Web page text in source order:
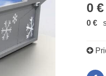
0 €
0 €